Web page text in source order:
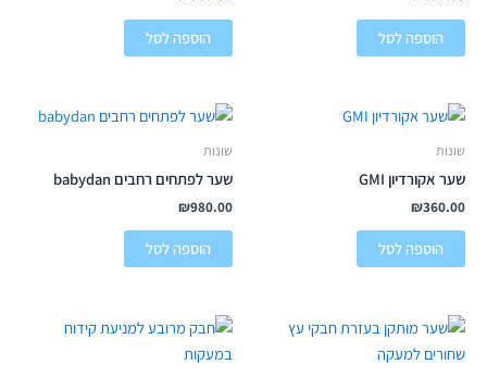
הוספה לסל הוספה לסל
שונות
שער אקורדיון GMI
₪360.00
הוספה לסל
שונות
שער לפתחים רחבים babydan
₪980.00
הוספה לסל